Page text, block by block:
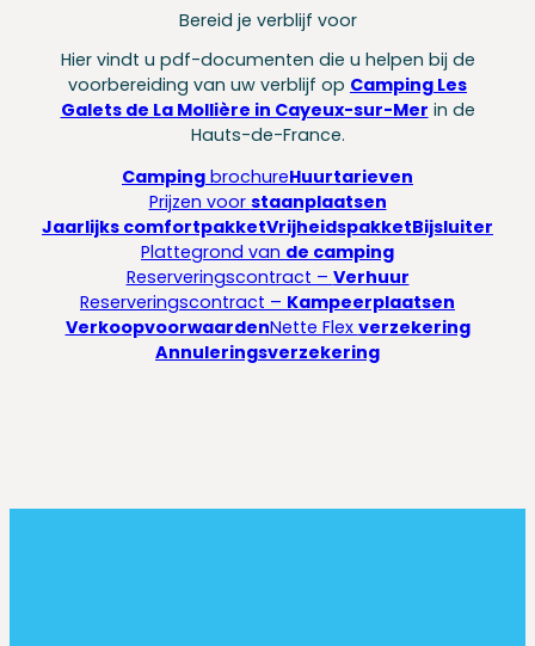
Bereid je verblijf voor
Hier vindt u pdf-documenten die u helpen bij de
voorbereiding van uw verblijf op Camping Les
Galets de La Mollière in Cayeux-sur-Mer in de
Hauts-de-France.
Camping brochureHuurtarieven
Prijzen voor staanplaatsen
Jaarlijks comfortpakketVrijheidspakketBijsluiter
Plattegrond van de camping
Reserveringscontract – Verhuur
Reserveringscontract – Kampeerplaatsen
VerkoopvoorwaardenNette Flex verzekering
Annuleringsverzekering